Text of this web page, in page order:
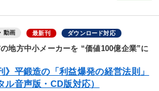
動画 最新刊 ダウンロード対応
地方中小メーカーを “価値100億企業”に
》平鍛造の「利益爆発の経営法則」
ル音声版・CD版対応）